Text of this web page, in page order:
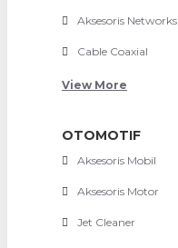
Aksesoris Networks
Cable Coaxial
View More
OTOMOTIF
Aksesoris Mobil
Aksesoris Motor
Jet Cleaner